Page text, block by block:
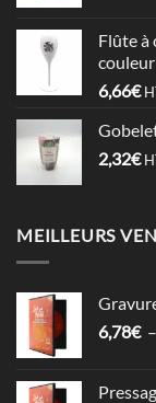
Flûte à
couleur
6,66€
2,32€
MEILLEURS
6,78€ –